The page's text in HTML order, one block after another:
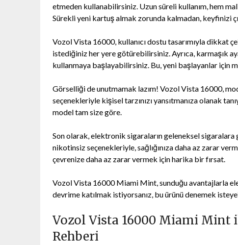
etmeden kullanabilirsiniz. Uzun süreli kullanım, hem
Sürekli yeni kartuş almak zorunda kalmadan, keyfinizi
Vozol Vista 16000, kullanıcı dostu tasarımıyla dikkat
istediğiniz her yere götürebilirsiniz. Ayrıca, karmaşık
kullanmaya başlayabilirsiniz. Bu, yeni başlayanlar için
Görselliği de unutmamak lazım! Vozol Vista 16000,
seçenekleriyle kişisel tarzınızı yansıtmanıza olanak
model tam size göre.
Son olarak, elektronik sigaraların geleneksel
nikotinsiz seçenekleriyle, sağlığınıza daha az zarar
çevrenize daha az zarar vermek için harika bir fırsat.
Vozol Vista 16000 Miami Mint, sunduğu avantajlarla
devrime katılmak istiyorsanız, bu ürünü denemek
Vozol Vista 16000 Miami Mint
Rehberi